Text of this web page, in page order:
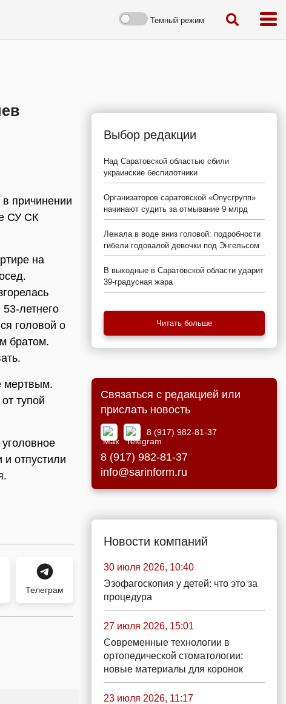
Темный режим
причинении
СУ СК
на
летнего
головой о
братом.
мертвым.
тупой
отпустили
Телеграм
Выбор редакции
Над Саратовской областью сбили
украинские беспилотники
Организаторов саратовской «Опусгрупп»
начинают судить за отмывание 9 млрд
Лежала в воде вниз головой: подробности
гибели годовалой девочки под Энгельсом
В выходные в Саратовской области ударит
39-градусная жара
Читать больше
Связаться с редакцией или
прислать новость
8 (917) 982-81-37
8 (917) 982-81-37
info@sarinform.ru
Новости компаний
30 июля 2026, 10:40
Эзофагоскопия у детей: что это за
процедура
27 июля 2026, 15:01
Современные технологии в
ортопедической стоматологии:
новые материалы для коронок
23 июля 2026, 11:17